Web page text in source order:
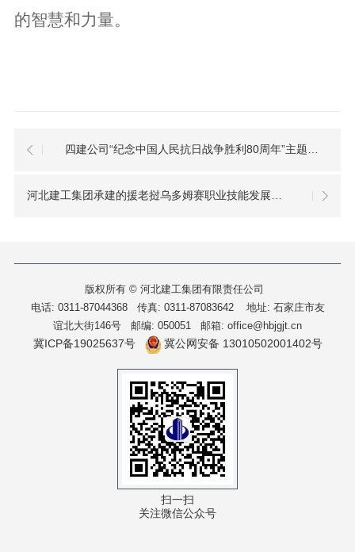
的智慧和力量。
四建公司“纪念中国人民抗日战争胜利80周年”主题系列活动有声有色
河北建工集团承建的援老挝乌多姆赛职业技能发展中心项目竣工验收喜获“双优”
版权所有 © 河北建工集团有限责任公司
电话: 0311-87044368 传真: 0311-87083642 地址: 石家庄市友
谊北大街146号 邮编: 050051 邮箱: office@hbjgjt.cn
冀ICP备19025637号 冀公网安备 13010502001402号
扫一扫
关注微信公众号